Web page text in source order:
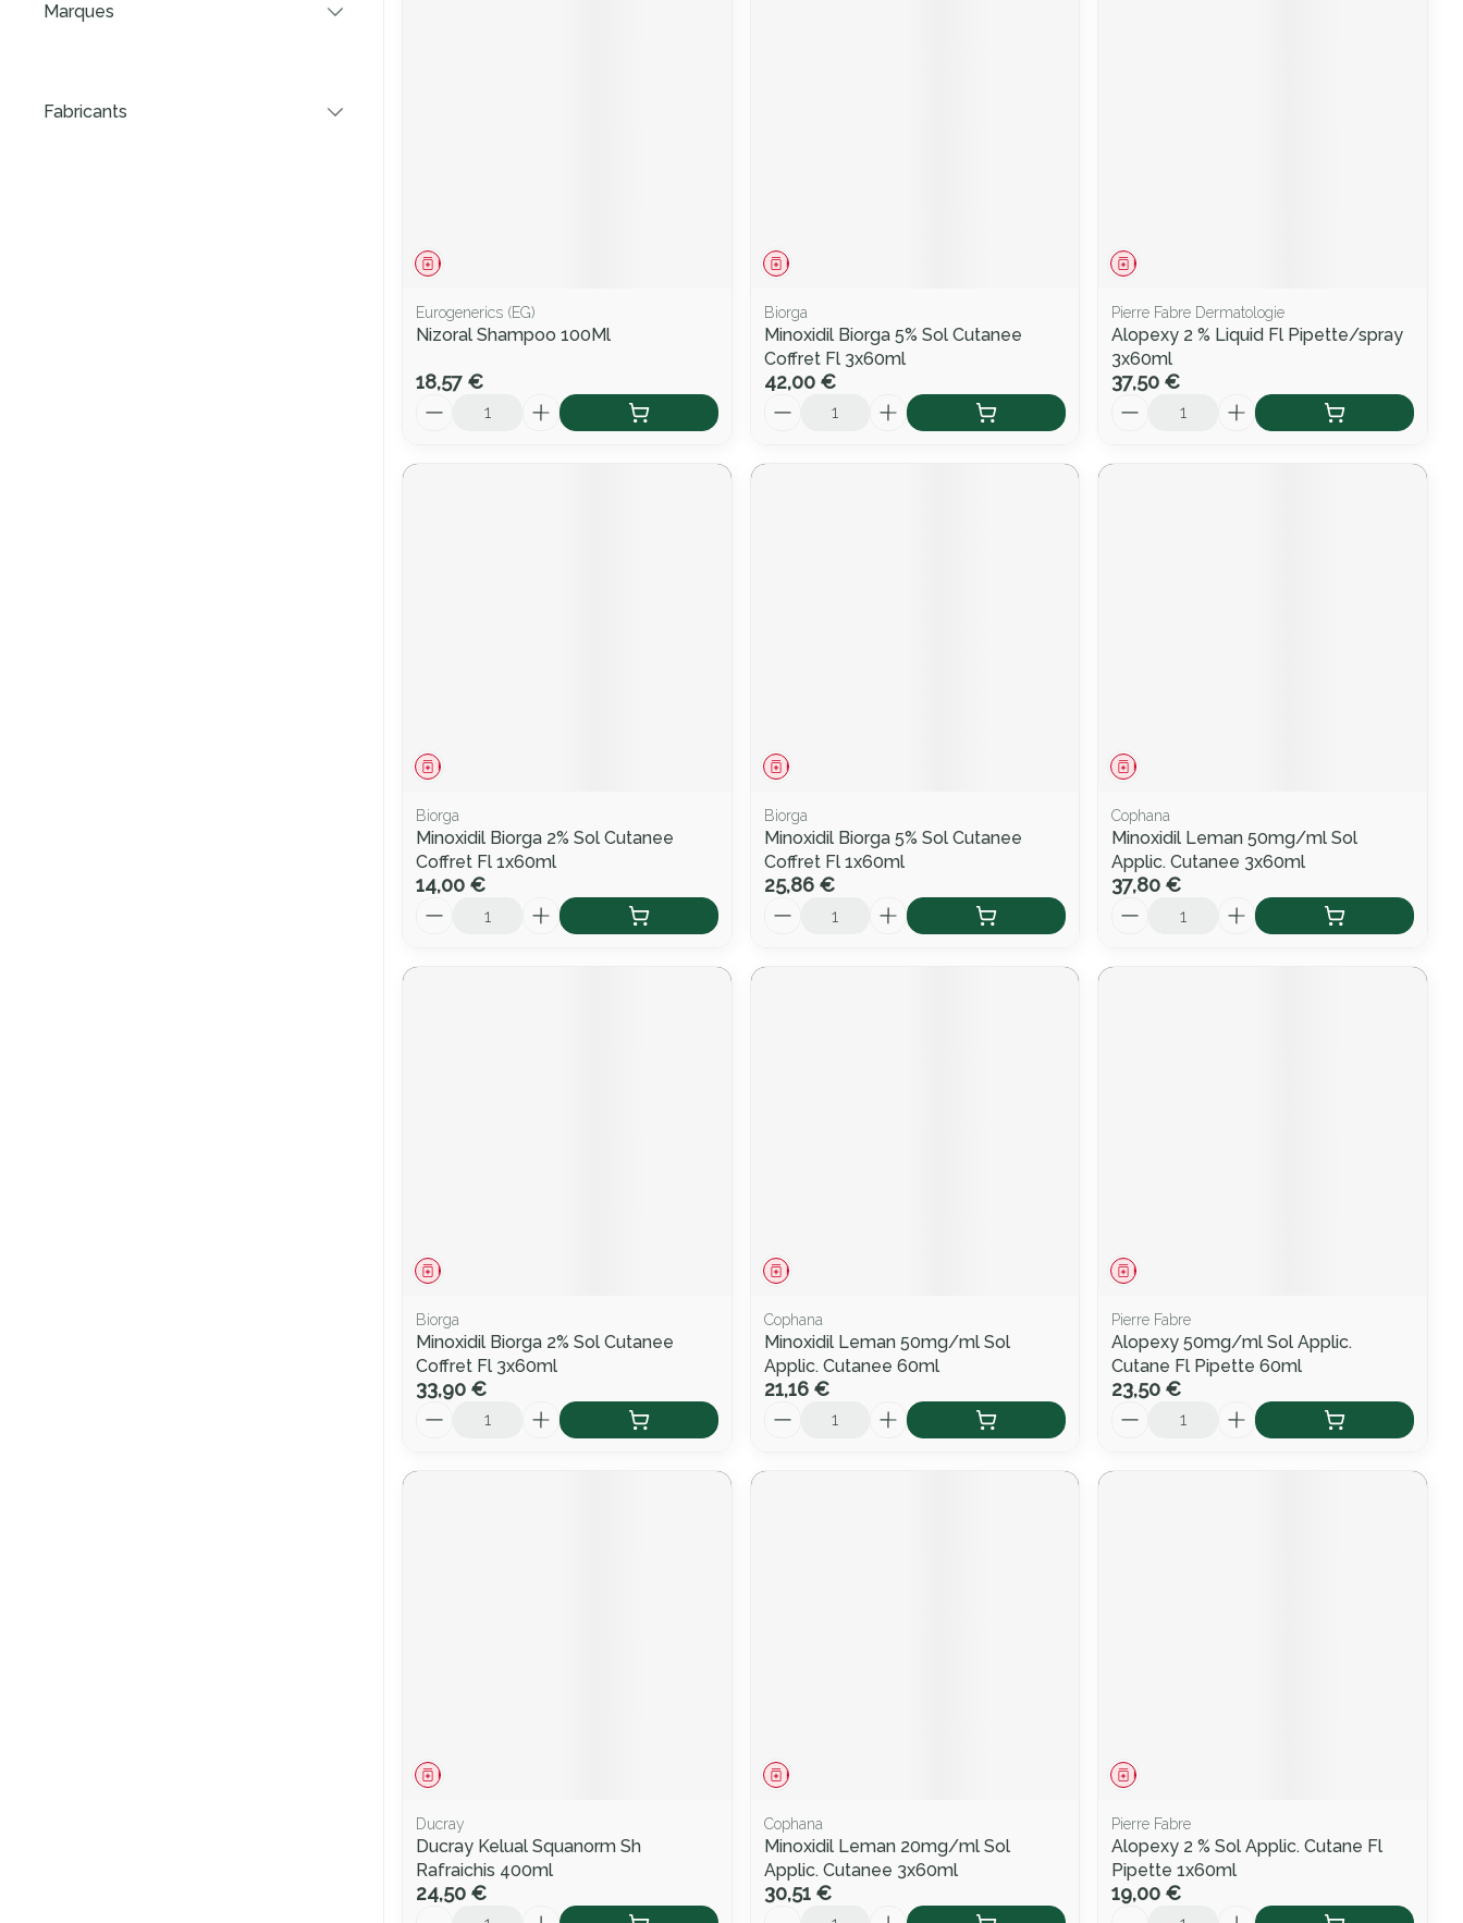
Marques
Fabricants
Médicament
Eurogenerics (EG)
Nizoral Shampoo 100Ml
18,57 €
Médicament
Biorga
Minoxidil Biorga 5% Sol Cutanee
Coffret Fl 3x60ml
42,00 €
Médicament
Pierre Fabre Dermatologie
Alopexy 2 % Liquid Fl Pipette/spray
3x60ml
37,50 €
Médicament
Biorga
Minoxidil Biorga 2% Sol Cutanee
Coffret Fl 1x60ml
14,00 €
Médicament
Biorga
Minoxidil Biorga 5% Sol Cutanee
Coffret Fl 1x60ml
25,86 €
Médicament
Cophana
Minoxidil Leman 50mg/ml Sol
Applic. Cutanee 3x60ml
37,80 €
Médicament
Biorga
Minoxidil Biorga 2% Sol Cutanee
Coffret Fl 3x60ml
33,90 €
Médicament
Cophana
Minoxidil Leman 50mg/ml Sol
Applic. Cutanee 60ml
21,16 €
Médicament
Pierre Fabre
Alopexy 50mg/ml Sol Applic.
Cutane Fl Pipette 60ml
23,50 €
Médicament
Ducray
Ducray Kelual Squanorm Sh
Rafraichis 400ml
24,50 €
Médicament
Cophana
Minoxidil Leman 20mg/ml Sol
Applic. Cutanee 3x60ml
30,51 €
Médicament
Pierre Fabre
Alopexy 2 % Sol Applic. Cutane Fl
Pipette 1x60ml
19,00 €